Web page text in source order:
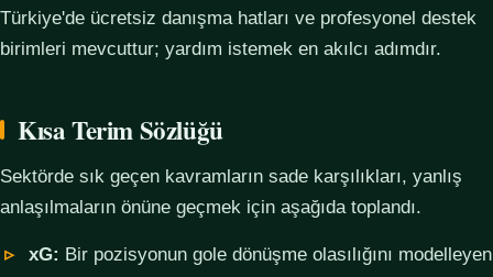
Türkiye'de ücretsiz danışma hatları ve profesyonel destek
birimleri mevcuttur; yardım istemek en akılcı adımdır.
Kısa Terim Sözlüğü
Sektörde sık geçen kavramların sade karşılıkları, yanlış
anlaşılmaların önüne geçmek için aşağıda toplandı.
xG: Bir pozisyonun gole dönüşme olasılığını modelleyen